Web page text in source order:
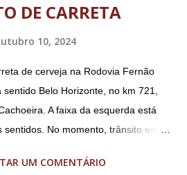
DE CARRETA
10, 2024
de cerveja na Rodovia Fernão
sentido Belo Horizonte, no km 721,
A faixa da esquerda está
sentidos. No momento, trânsito está
*Por Sebastião Filho
UM COMENTÁRIO